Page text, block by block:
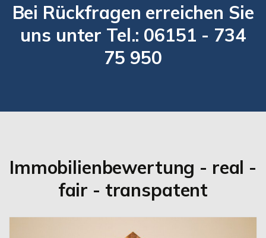
Bei Rückfragen erreichen Sie
uns unter Tel.: 06151 - 734
75 950
Immobilienbewertung - real -
fair - transpatent